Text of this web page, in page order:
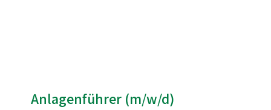
Anlagenführer (m/w/d)